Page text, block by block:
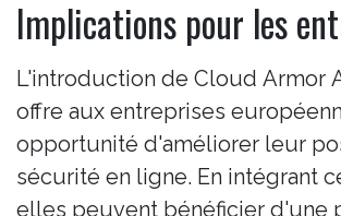
Implications pour les
L'introduction de Cloud Armor
offre aux entreprises
opportunité d'améliorer leur
sécurité en ligne. En intégrant
elles peuvent bénéficier d'une